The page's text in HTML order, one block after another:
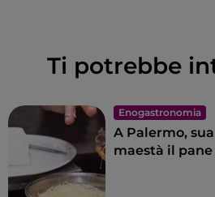
Ti potrebbe
Enogastronomia
A Palermo, sua
maestà il pane